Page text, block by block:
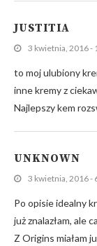
JUSTITIA
3 kwietnia, 2016 -
to moj ulubiony
inne kremy z
Najlepszy kem
UNKNOWN
3 kwietnia, 2016 -
Po opisie idealny
już znalazłam, ale
Z Origins miałam